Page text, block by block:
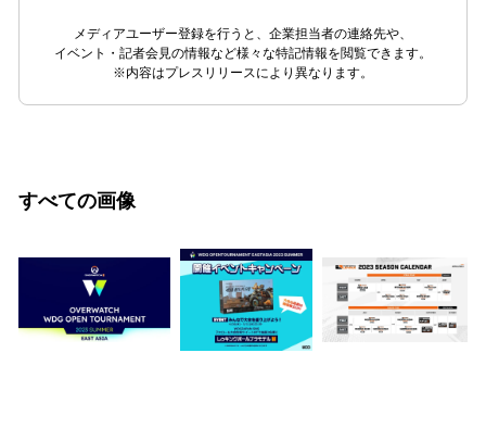
メディアユーザー登録を行うと、企業担当者の連絡先や、
イベント・記者会見の情報など様々な特記情報を閲覧できます。
※内容はプレスリリースにより異なります。
すべての画像